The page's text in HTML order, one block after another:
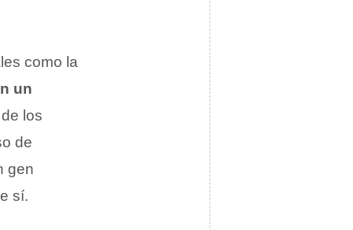
como la
un
los
de
gen
sí.